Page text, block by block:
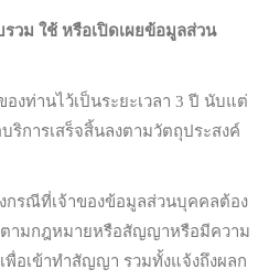
รวม ใช้ หรือเปิดเผยข้อมูลส่วน
งท่านไว้เป็นระยะเวลา 3 ปี นับแต่
การเสร็จสิ้นลงตามวัตถุประสงค์
กรณีที่เจ้าของข้อมูลส่วนบุคคลต้อง
ามกฎหมายหรือสัญญาหรือมีความ
อเข้าทำสัญญา รวมทั้งแจ้งถึงผลก